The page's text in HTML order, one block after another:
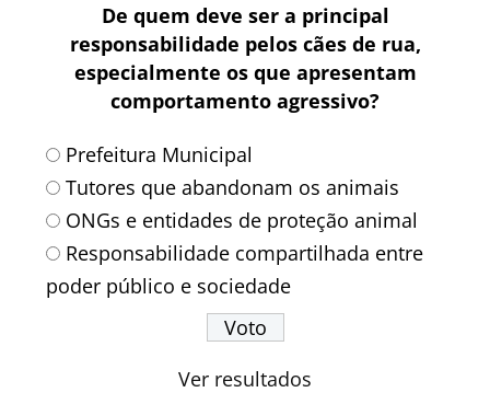
De quem deve ser a principal
responsabilidade pelos cães de rua,
especialmente os que apresentam
comportamento agressivo?
Prefeitura Municipal
Tutores que abandonam os animais
ONGs e entidades de proteção animal
Responsabilidade compartilhada entre
poder público e sociedade
Ver resultados